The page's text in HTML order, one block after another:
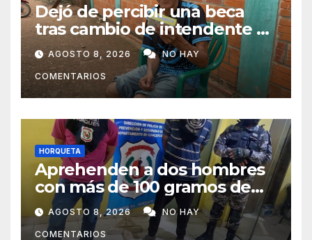
Dejó de percibir una beca
tras cambio de intendente y
ahora vende caramelos para
subsistir
AGOSTO 8, 2026 NO HAY
COMENTARIOS
HORQUETA
Aprehenden a dos hombres
con más de 100 gramos de
supuesta marihuana en
Horqueta
AGOSTO 8, 2026 NO HAY
COMENTARIOS